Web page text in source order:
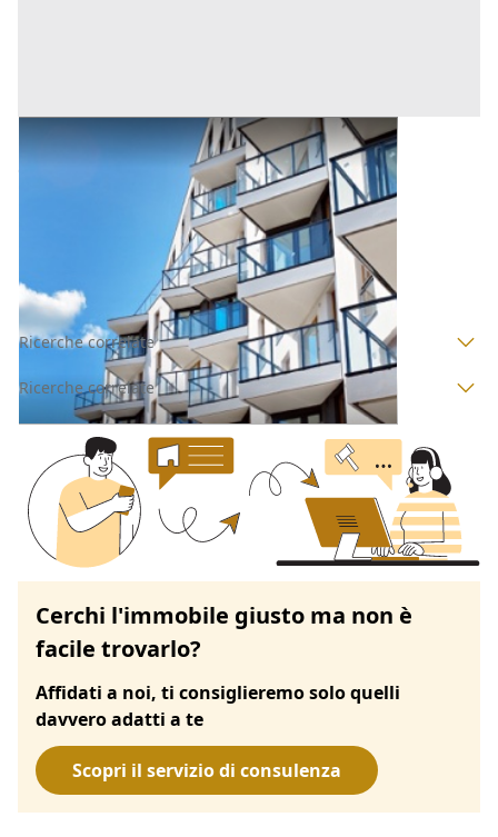
Appartamento all'asta a Padova
Ospedaletto Euganeo (Padova)
24.000 €
AJ7172402
Ricerche correlate
Ricerche correlate
Cerchi l'immobile giusto ma non è
facile trovarlo?
Affidati a noi, ti consiglieremo solo quelli
davvero adatti a te
Scopri il servizio di consulenza